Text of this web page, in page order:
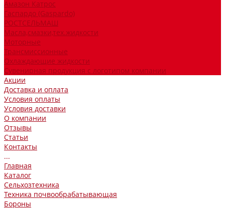
Амазон Катрос
Гаспардо (Gaspardo)
РОСТСЕЛЬМАШ
Масла,смазки,тех.жидкости
Моторные
Трансмиссионные
Охлаждающие жидкости
Сувенирная продукция с логотипом компании
Акции
Доставка и оплата
Условия оплаты
Условия доставки
О компании
Отзывы
Статьи
Контакты
...
Главная
Каталог
Сельхозтехника
Техника почвообрабатывающая
Бороны